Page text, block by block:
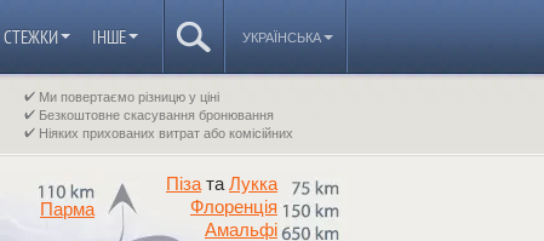
УКРАЇНСЬКА
СТЕЖКИ ІНШЕ
Ми повертаємо різницю у ціні
Безкоштовне скасування бронювання
Ніяких прихованих витрат або комісійних
Парма
Піза та Лукка
Флоренція
Амальфі